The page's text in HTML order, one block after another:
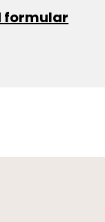
formular